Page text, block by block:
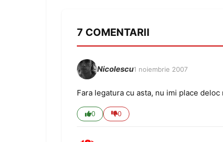
7 COMENTARII
Nicolescu1 noiembrie 2007
Fara legatura cu asta, nu imi place
0 0